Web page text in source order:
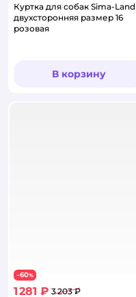
Куртка для собак Sima-Land
двухсторонняя размер 16
розовая
В корзину
−60%
1 281 ₽ 3 203 ₽